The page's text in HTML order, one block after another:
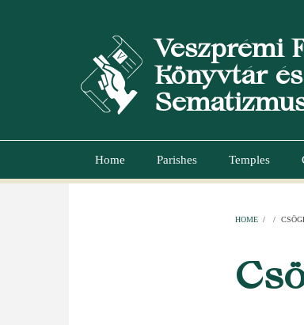
Veszprémi
Könyvtár
Main
Home Parishes Temples
HOME / /